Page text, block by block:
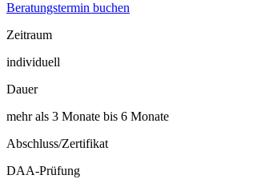
Beratungstermin buchen
Zeitraum
individuell
Dauer
mehr als 3 Monate bis 6 Monate
Abschluss/Zertifikat
DAA-Prüfung